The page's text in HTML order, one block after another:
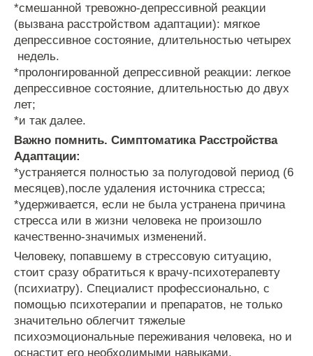
*смешанной тревожно-депрессивной реакции
(вызвана расстройством адаптации): мягкое
депрессивное состояние, длительностью четырех
недель.
*пролонгированной депрессивной реакции: легкое
депрессивное состояние, длительностью до двух
лет;
*и так далее.
Важно помнить. Симптоматика Расстройства
Адаптации:
*устраняется полностью за полугодовой период (6
месяцев),после удаления источника стресса;
*удерживается, если не была устранена причина
стресса или в жизни человека не произошло
качественно-значимых изменений.
Человеку, попавшему в стрессовую ситуацию,
стоит сразу обратиться к врачу-психотерапевту
(психиатру). Специалист профессионально, с
помощью психотерапии и препаратов, не только
значительно облегчит тяжелые
психоэмоциональные переживания человека, но и
оснастит его необходимыми навыками,